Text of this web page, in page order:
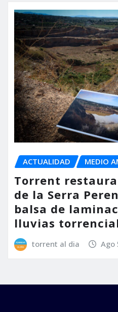
ACTUALIDAD MEDIO
Torrent
de la Serra
balsa de
lluvias
torrent al dia Ago